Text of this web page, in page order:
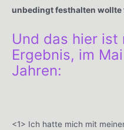
unbedingt festhalten wollte
Und das hier ist
Ergebnis, im
Jahren:
<1> Ich hatte mich mit